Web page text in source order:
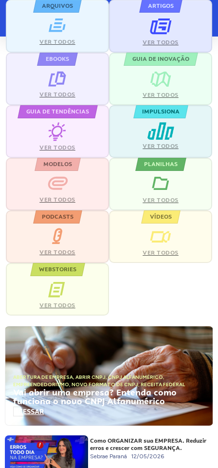
ARQUIVOS
VER TODOS
ARTIGOS
VER TODOS
EBOOKS
VER TODOS
GUIA DE INOVAÇÃO
VER TODOS
GUIA DE TENDÊNCIAS
VER TODOS
IMPULSIONA
VER TODOS
MODELOS
VER TODOS
PLANILHAS
VER TODOS
PODCASTS
VER TODOS
VÍDEOS
VER TODOS
WEBSTORIES
VER TODOS
ABERTURA DE EMPRESA, ABRIR CNPJ,CNPJ ALFANUMÉRICO,
EMPREENDEDORISMO, NOVO FORMATO DE CNPJ,RECEITA FEDERAL
Vai abrir uma empresa? Entenda como
funciona o novo CNPJ Alfanumérico
ACESSAR
Como ORGANIZAR sua EMPRESA. Reduzir
erros e crescer com SEGURANÇA.
Sebrae Paraná 12/05/2026